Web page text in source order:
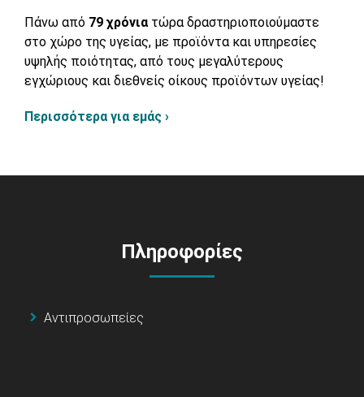
Πάνω από 79 χρόνια τώρα δραστηριοποιούμαστε
στο χώρο της υγείας, με προϊόντα και υπηρεσίες
υψηλής ποιότητας, από τους μεγαλύτερους
εγχώριους και διεθνείς οίκους προϊόντων υγείας!
Περισσότερα για εμάς ›
Πληροφορίες
Αντιπροσωπείες